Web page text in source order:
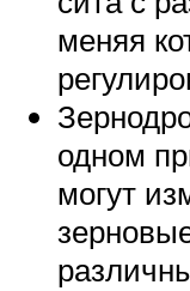
меняя
одном
могут